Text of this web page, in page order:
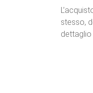
stesso,